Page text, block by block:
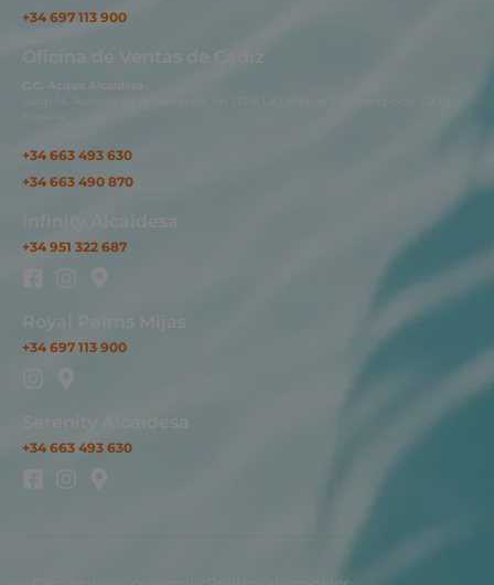
+34 697 113 900
Oficina de Ventas de Cádiz
C.C. Acqua Alcaidesa
Local 14. Avenida de la Hacienda, s/n. 11316 La Línea de La Concepción, Cádiz,
España.
+34 663 493 630
+34 663 490 870
Infinity Alcaidesa
+34 951 322 687
Royal Palms Mijas
+34 697 113 900
Serenity Alcaidesa
+34 663 493 630